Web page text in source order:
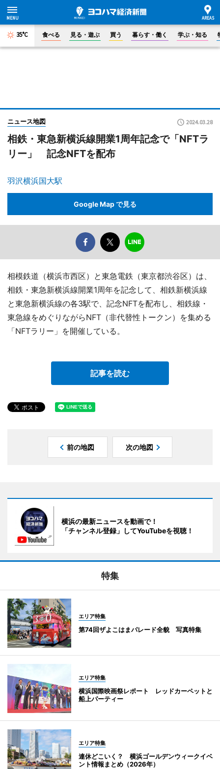
35°C 食べる 見る・遊ぶ 買う 暮らす・働く 学ぶ・知る
ニュース地図 2024.03.28
相鉄・東急新横浜線開業1周年記念で「NFTラ
リー」 記念NFTを配布
羽沢横浜国大駅
Google Map で見る
相模鉄道（横浜市西区）と東急電鉄（東京都渋谷区）は、
相鉄・東急新横浜線開業1周年を記念して、相鉄新横浜線
と東急新横浜線の各3駅で、記念NFTを配布し、相鉄線・
東急線をめぐりながらNFT（非代替性トークン）を集める
「NFTラリー」を開催している。
記事を読む
前の地図 次の地図
横浜の最新ニュースを動画で！
「チャンネル登録」してYouTubeを視聴！
特集
エリア特集
第74回ザよこはまパレード全貌 写真特集
エリア特集
横浜国際映画祭レポート レッドカーペットと
船上パーティー
エリア特集
連休どこいく？ 横浜ゴールデンウィークイベ
ント情報まとめ（2026年）